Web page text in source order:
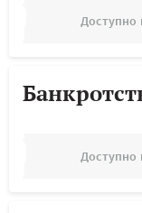
Доступно
Доступно